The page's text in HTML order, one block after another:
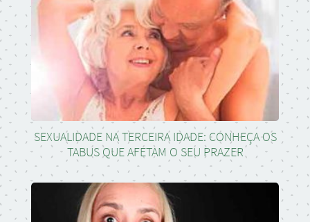
SEXUALIDADE NA TERCEIRA IDADE: CONHEÇA OS
TABUS QUE AFETAM O SEU PRAZER